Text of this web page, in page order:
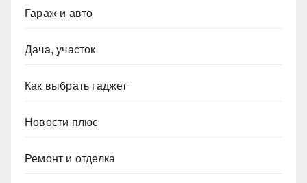
Гараж и авто
Дача, участок
Как выбрать гаджет
Новости плюс
Ремонт и отделка